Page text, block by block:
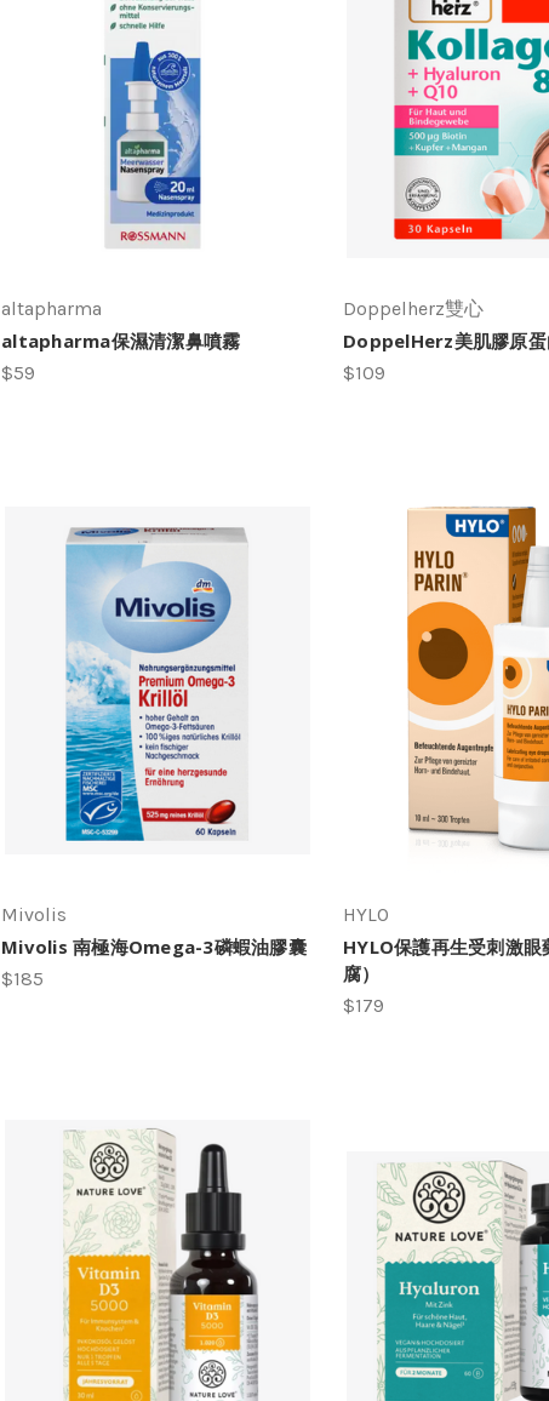
altapharma
altapharma保濕清潔鼻噴霧
$59
Doppelherz雙心
DoppelHerz美肌膠原蛋
$109
Mivolis
Mivolis 南極海Omega-3磷蝦油膠囊
$185
HYLO
HYLO保護再生受刺激
腐）
$179